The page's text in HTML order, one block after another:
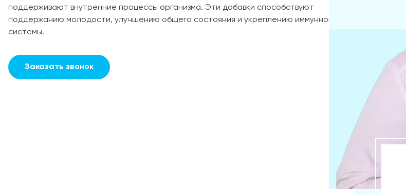
поддерживают внутренние процессы организма. Эти добавки способствуют
поддержанию молодости, улучшению общего состояния и укреплению иммунной
системы.
Заказать звонок